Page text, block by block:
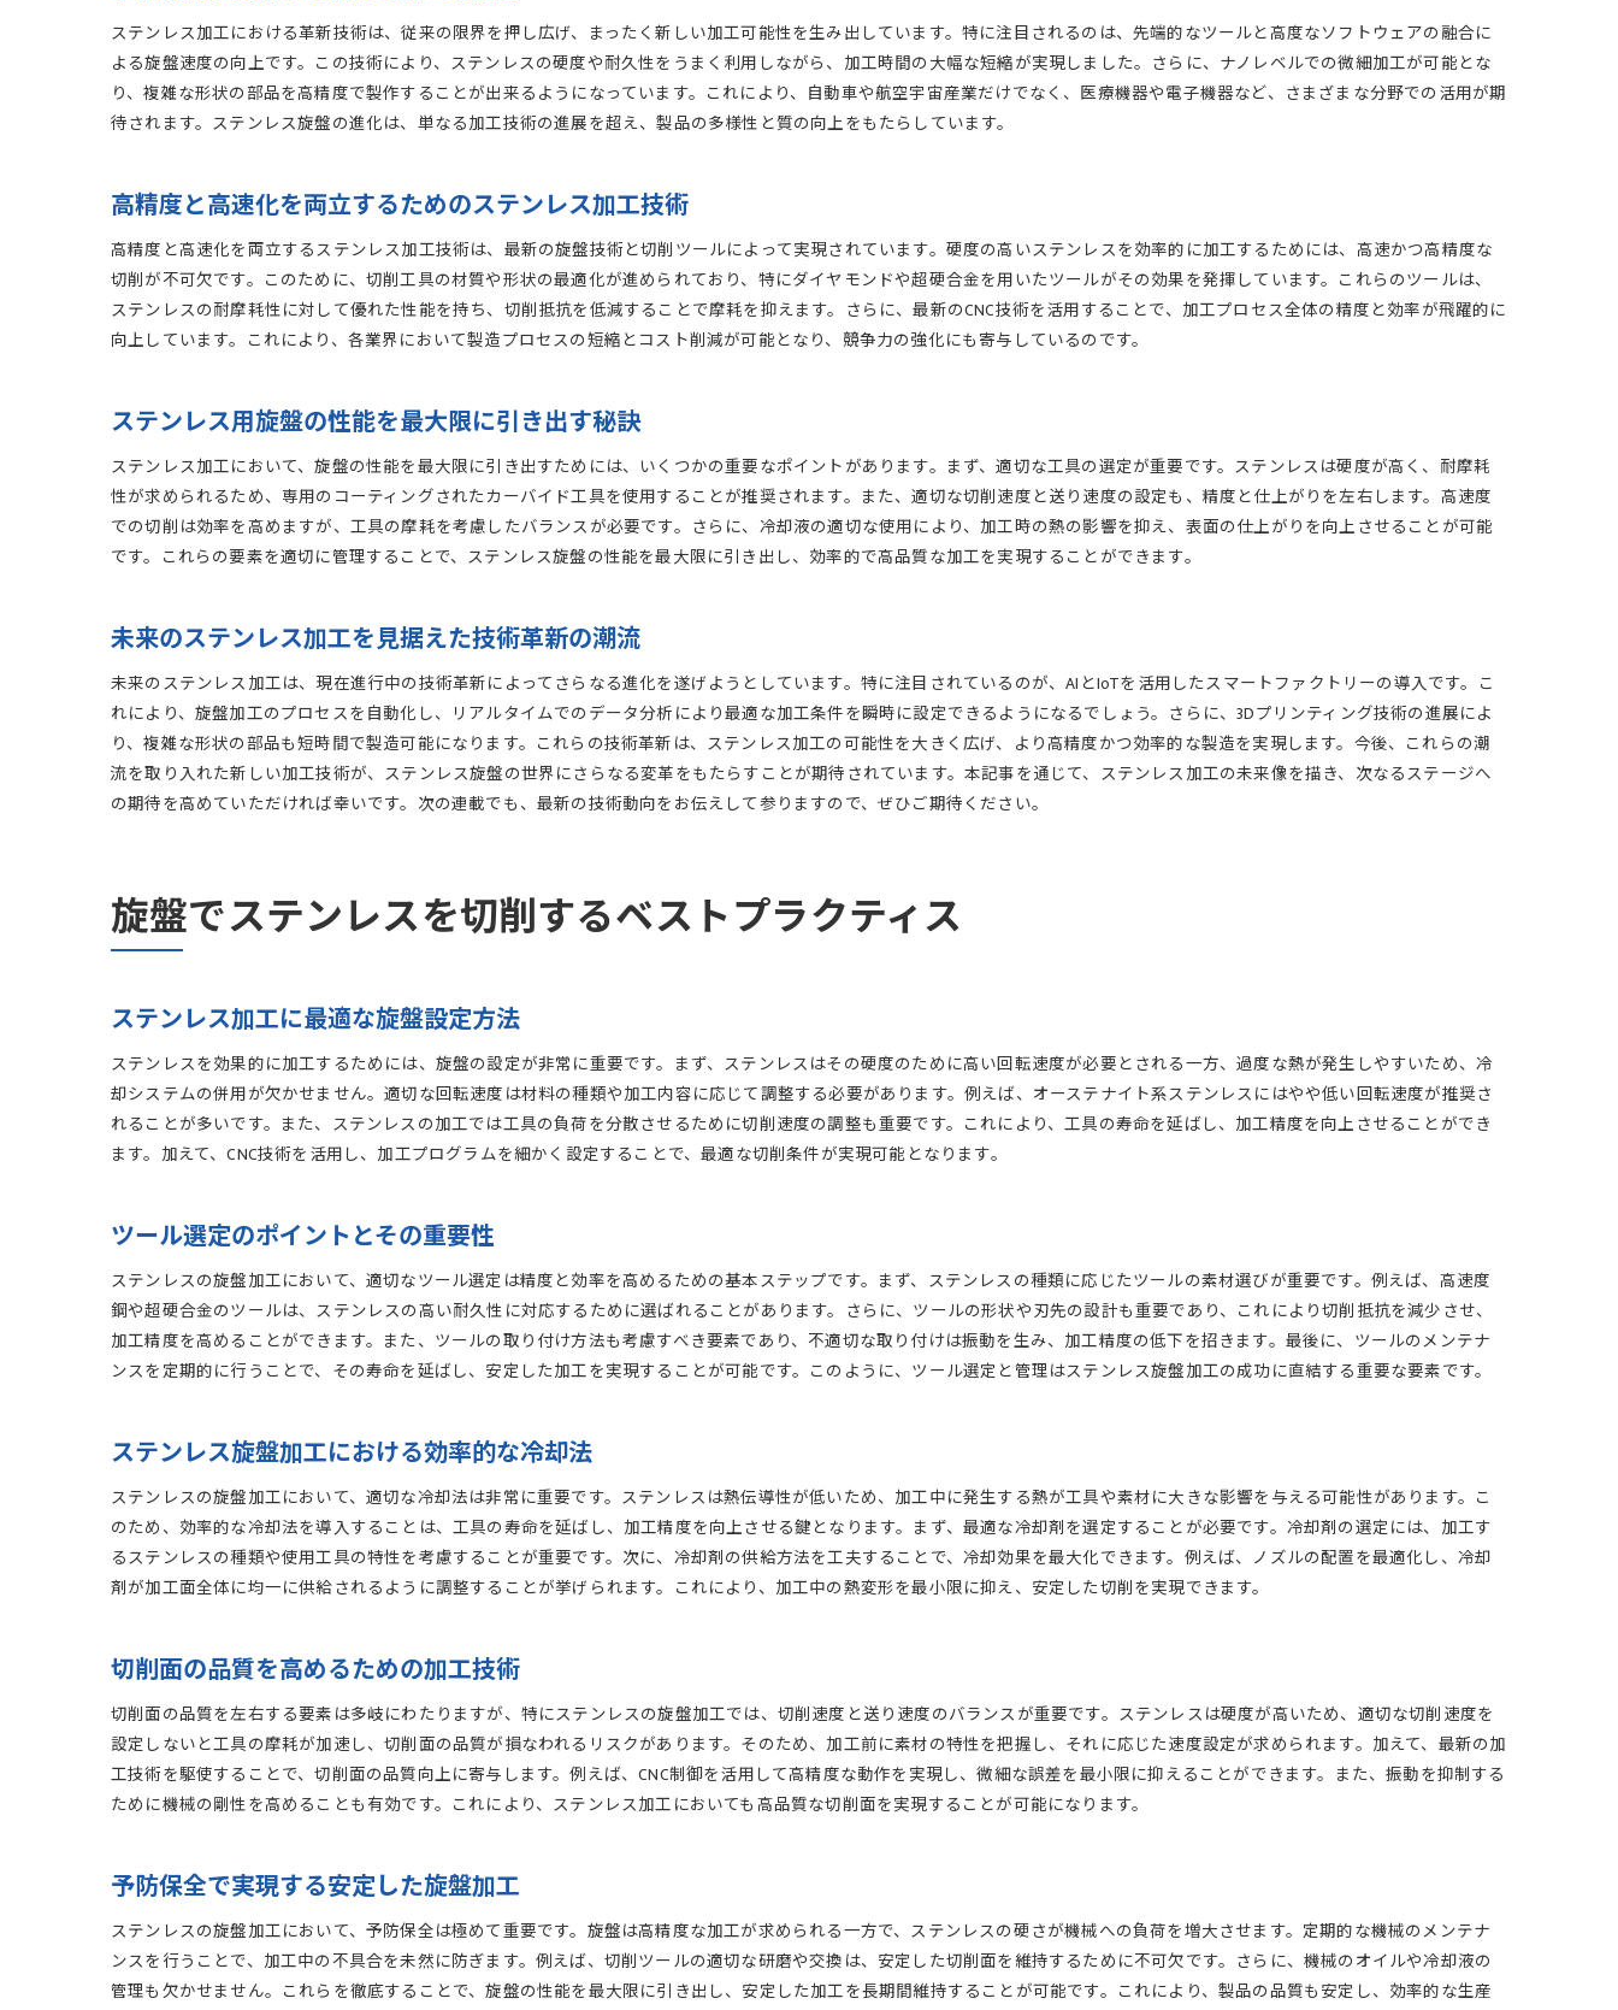
次世代ステンレス旋盤技術への期待
技術革新がもたらす新たな加工可能性
未来の旋盤加工に必要なスキルと知識
ステンレス旋盤の進化から学ぶビジネスチャンス
旋盤技術でステンレス加工の限界突破
ステンレス加工の新たな可能性を探る
限界を超えるための旋盤技術の進化
ステンレス用旋盤で可能になる複雑加工
革新的技術で挑むステンレス加工の限界
加工速度が製品品質に与える影響
ステンレス旋盤速度の最適化方法
旋盤速度向上のための技術革新
ステンレス加工の未来を支える旋盤速度
ステンレス加工における革新技術は、従来の限界を押し広げ、まったく新しい加工可能性を生み出しています。特に注目されるのは、先端的なツールと高度なソフトウェアの融合に
よる旋盤速度の向上です。この技術により、ステンレスの硬度や耐久性をうまく利用しながら、加工時間の大幅な短縮が実現しました。さらに、ナノレベルでの微細加工が可能とな
り、複雑な形状の部品を高精度で製作することが出来るようになっています。これにより、自動車や航空宇宙産業だけでなく、医療機器や電子機器など、さまざまな分野での活用が期
待されます。ステンレス旋盤の進化は、単なる加工技術の進展を超え、製品の多様性と質の向上をもたらしています。
高精度と高速化を両立するためのステンレス加工技術
高精度と高速化を両立するステンレス加工技術は、最新の旋盤技術と切削ツールによって実現されています。硬度の高いステンレスを効率的に加工するためには、高速かつ高精度な
切削が不可欠です。このために、切削工具の材質や形状の最適化が進められており、特にダイヤモンドや超硬合金を用いたツールがその効果を発揮しています。これらのツールは、
ステンレスの耐摩耗性に対して優れた性能を持ち、切削抵抗を低減することで摩耗を抑えます。さらに、最新のCNC技術を活用することで、加工プロセス全体の精度と効率が飛躍的に
向上しています。これにより、各業界において製造プロセスの短縮とコスト削減が可能となり、競争力の強化にも寄与しているのです。
ステンレス用旋盤の性能を最大限に引き出す秘訣
ステンレス加工において、旋盤の性能を最大限に引き出すためには、いくつかの重要なポイントがあります。まず、適切な工具の選定が重要です。ステンレスは硬度が高く、耐摩耗
性が求められるため、専用のコーティングされたカーバイド工具を使用することが推奨されます。また、適切な切削速度と送り速度の設定も、精度と仕上がりを左右します。高速度
での切削は効率を高めますが、工具の摩耗を考慮したバランスが必要です。さらに、冷却液の適切な使用により、加工時の熱の影響を抑え、表面の仕上がりを向上させることが可能
です。これらの要素を適切に管理することで、ステンレス旋盤の性能を最大限に引き出し、効率的で高品質な加工を実現することができます。
未来のステンレス加工を見据えた技術革新の潮流
未来のステンレス加工は、現在進行中の技術革新によってさらなる進化を遂げようとしています。特に注目されているのが、AIとIoTを活用したスマートファクトリーの導入です。こ
れにより、旋盤加工のプロセスを自動化し、リアルタイムでのデータ分析により最適な加工条件を瞬時に設定できるようになるでしょう。さらに、3Dプリンティング技術の進展によ
り、複雑な形状の部品も短時間で製造可能になります。これらの技術革新は、ステンレス加工の可能性を大きく広げ、より高精度かつ効率的な製造を実現します。今後、これらの潮
流を取り入れた新しい加工技術が、ステンレス旋盤の世界にさらなる変革をもたらすことが期待されています。本記事を通じて、ステンレス加工の未来像を描き、次なるステージへ
の期待を高めていただければ幸いです。次の連載でも、最新の技術動向をお伝えして参りますので、ぜひご期待ください。
旋盤でステンレスを切削するベストプラクティス
ステンレス加工に最適な旋盤設定方法
ステンレスを効果的に加工するためには、旋盤の設定が非常に重要です。まず、ステンレスはその硬度のために高い回転速度が必要とされる一方、過度な熱が発生しやすいため、冷
却システムの併用が欠かせません。適切な回転速度は材料の種類や加工内容に応じて調整する必要があります。例えば、オーステナイト系ステンレスにはやや低い回転速度が推奨さ
れることが多いです。また、ステンレスの加工では工具の負荷を分散させるために切削速度の調整も重要です。これにより、工具の寿命を延ばし、加工精度を向上させることができ
ます。加えて、CNC技術を活用し、加工プログラムを細かく設定することで、最適な切削条件が実現可能となります。
ツール選定のポイントとその重要性
ステンレスの旋盤加工において、適切なツール選定は精度と効率を高めるための基本ステップです。まず、ステンレスの種類に応じたツールの素材選びが重要です。例えば、高速度
鋼や超硬合金のツールは、ステンレスの高い耐久性に対応するために選ばれることがあります。さらに、ツールの形状や刃先の設計も重要であり、これにより切削抵抗を減少させ、
加工精度を高めることができます。また、ツールの取り付け方法も考慮すべき要素であり、不適切な取り付けは振動を生み、加工精度の低下を招きます。最後に、ツールのメンテナ
ンスを定期的に行うことで、その寿命を延ばし、安定した加工を実現することが可能です。このように、ツール選定と管理はステンレス旋盤加工の成功に直結する重要な要素です。
ステンレス旋盤加工における効率的な冷却法
ステンレスの旋盤加工において、適切な冷却法は非常に重要です。ステンレスは熱伝導性が低いため、加工中に発生する熱が工具や素材に大きな影響を与える可能性があります。こ
のため、効率的な冷却法を導入することは、工具の寿命を延ばし、加工精度を向上させる鍵となります。まず、最適な冷却剤を選定することが必要です。冷却剤の選定には、加工す
るステンレスの種類や使用工具の特性を考慮することが重要です。次に、冷却剤の供給方法を工夫することで、冷却効果を最大化できます。例えば、ノズルの配置を最適化し、冷却
剤が加工面全体に均一に供給されるように調整することが挙げられます。これにより、加工中の熱変形を最小限に抑え、安定した切削を実現できます。
切削面の品質を高めるための加工技術
切削面の品質を左右する要素は多岐にわたりますが、特にステンレスの旋盤加工では、切削速度と送り速度のバランスが重要です。ステンレスは硬度が高いため、適切な切削速度を
設定しないと工具の摩耗が加速し、切削面の品質が損なわれるリスクがあります。そのため、加工前に素材の特性を把握し、それに応じた速度設定が求められます。加えて、最新の加
工技術を駆使することで、切削面の品質向上に寄与します。例えば、CNC制御を活用して高精度な動作を実現し、微細な誤差を最小限に抑えることができます。また、振動を抑制する
ために機械の剛性を高めることも有効です。これにより、ステンレス加工においても高品質な切削面を実現することが可能になります。
予防保全で実現する安定した旋盤加工
ステンレスの旋盤加工において、予防保全は極めて重要です。旋盤は高精度な加工が求められる一方で、ステンレスの硬さが機械への負荷を増大させます。定期的な機械のメンテナ
ンスを行うことで、加工中の不具合を未然に防ぎます。例えば、切削ツールの適切な研磨や交換は、安定した切削面を維持するために不可欠です。さらに、機械のオイルや冷却液の
管理も欠かせません。これらを徹底することで、旋盤の性能を最大限に引き出し、安定した加工を長期間維持することが可能です。これにより、製品の品質も安定し、効率的な生産